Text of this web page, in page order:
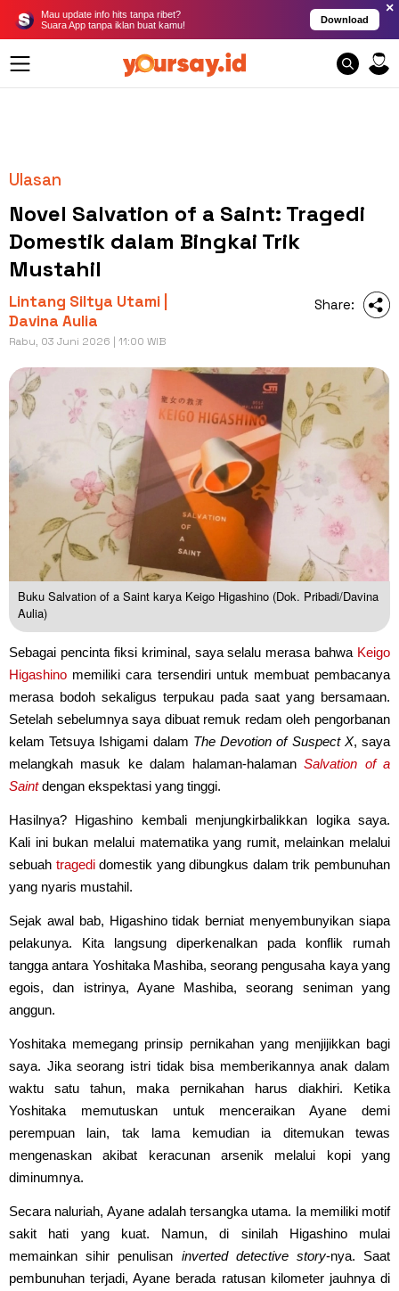
Mau update info hits tanpa ribet?
Suara App tanpa iklan buat kamu!
Download
×
Ulasan
Novel Salvation of a Saint: Tragedi
Domestik dalam Bingkai Trik
Mustahil
Lintang Siltya Utami |
Davina Aulia
Rabu, 03 Juni 2026 | 11:00 WIB
Share:
Buku Salvation of a Saint karya Keigo Higashino (Dok. Pribadi/Davina
Aulia)
Sebagai pencinta fiksi kriminal, saya selalu merasa bahwa Keigo
Higashino memiliki cara tersendiri untuk membuat pembacanya
merasa bodoh sekaligus terpukau pada saat yang bersamaan.
Setelah sebelumnya saya dibuat remuk redam oleh pengorbanan
kelam Tetsuya Ishigami dalam The Devotion of Suspect X, saya
melangkah masuk ke dalam halaman-halamanSalvation of a
Saintdengan ekspektasi yang tinggi.
Hasilnya? Higashino kembali menjungkirbalikkan logika saya.
Kali ini bukan melalui matematika yang rumit, melainkan melalui
sebuah tragedidomestik yang dibungkus dalam trik pembunuhan
yang nyaris mustahil.
Sejak awal bab, Higashino tidak berniat menyembunyikan siapa
pelakunya. Kita langsung diperkenalkan pada konflik rumah
tangga antara Yoshitaka Mashiba, seorang pengusaha kaya yang
egois, dan istrinya, Ayane Mashiba, seorang seniman yang
anggun.
Yoshitaka memegang prinsip pernikahan yang menjijikkan bagi
saya. Jika seorang istri tidak bisa memberikannya anak dalam
waktu satu tahun, maka pernikahan harus diakhiri. Ketika
Yoshitaka memutuskan untuk menceraikan Ayane demi
perempuan lain, tak lama kemudian ia ditemukan tewas
mengenaskan akibat keracunan arsenik melalui kopi yang
diminumnya.
Secara naluriah, Ayane adalah tersangka utama. Ia memiliki motif
sakit hati yang kuat. Namun, di sinilah Higashino mulai
memainkan sihir penulisan inverted detective story-nya. Saat
pembunuhan terjadi, Ayane berada ratusan kilometer jauhnya di